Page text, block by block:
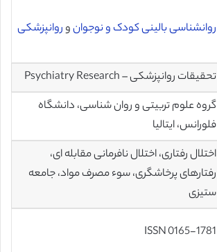
روانشناسی بالینی کودک و نوجوانوروانپزشکی
تحقیقات روانپزشکی – Psychiatry Research
گروه علوم تربیتی و روان شناسی، دانشگاه
فلورانس، ایتالیا
اختلال رفتاری، اختلال نافرمانی مقابله ای،
رفتارهای پرخاشگری، سوء مصرف مواد، جامعه
ستیزی
ISSN 0165-1781